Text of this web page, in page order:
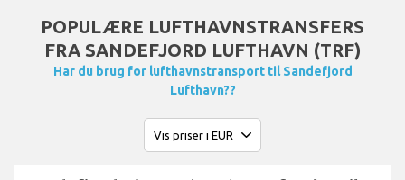
POPULÆRE LUFTHAVNSTRANSFERS
FRA SANDEFJORD LUFTHAVN (TRF)
Har du brug for lufthavnstransport til Sandefjord
Lufthavn??